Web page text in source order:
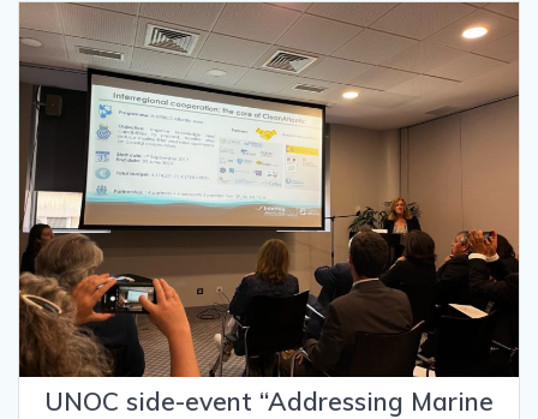
UNOC side-event “Addressing Marine